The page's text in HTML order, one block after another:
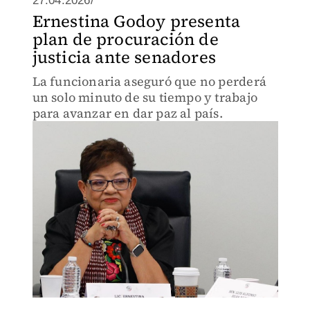
Ernestina Godoy presenta
plan de procuración de
justicia ante senadores
La funcionaria aseguró que no perderá
un solo minuto de su tiempo y trabajo
para avanzar en dar paz al país.